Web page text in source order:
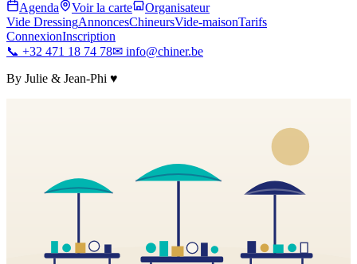
Agenda
Voir la carte
Organisateur
Vide DressingAnnoncesChineursVide-maisonTarifs
ConnexionInscription
📞 +32 471 18 74 78✉ info@chiner.be
By Julie & Jean-Phi ♥